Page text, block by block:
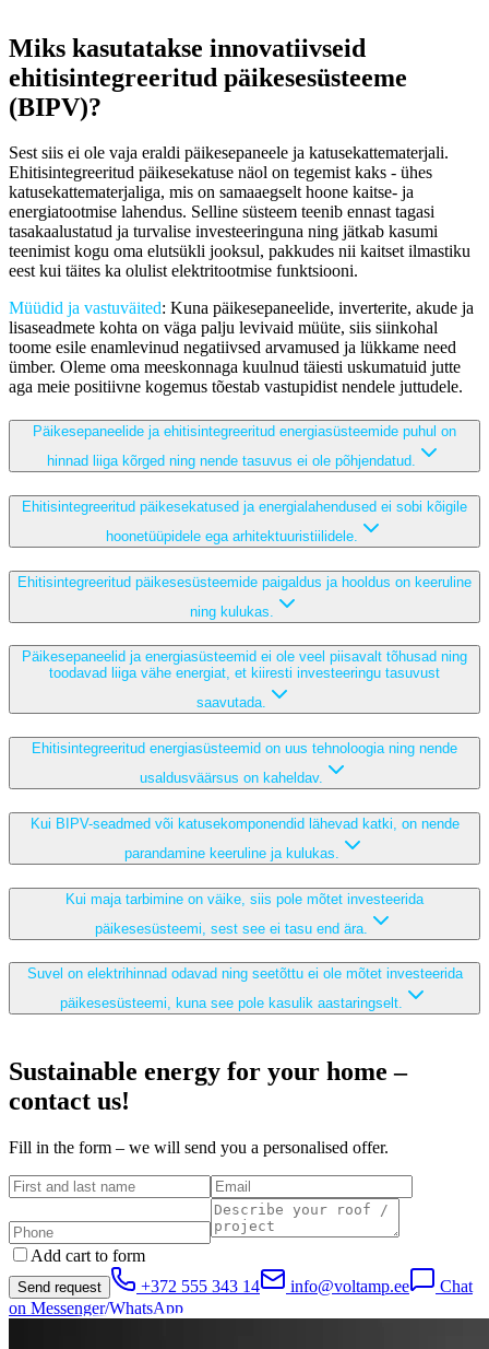
Miks kasutatakse innovatiivseid
ehitisintegreeritud päikesesüsteeme
(BIPV)?
Sest siis ei ole vaja eraldi päikesepaneele ja katusekattematerjali.
Ehitisintegreeritud päikesekatuse näol on tegemist kaks - ühes
katusekattematerjaliga, mis on samaaegselt hoone kaitse- ja
energiatootmise lahendus. Selline süsteem teenib ennast tagasi
tasakaalustatud ja turvalise investeeringuna ning jätkab kasumi
teenimist kogu oma elutsükli jooksul, pakkudes nii kaitset ilmastiku
eest kui täites ka olulist elektritootmise funktsiooni.
Müüdid ja vastuväited: Kuna päikesepaneelide, inverterite, akude ja
lisaseadmete kohta on väga palju levivaid müüte, siis siinkohal
toome esile enamlevinud negatiivsed arvamused ja lükkame need
ümber. Oleme oma meeskonnaga kuulnud täiesti uskumatuid jutte
aga meie positiivne kogemus tõestab vastupidist nendele juttudele.
Päikesepaneelide ja ehitisintegreeritud energiasüsteemide puhul on
hinnad liiga kõrged ning nende tasuvus ei ole põhjendatud.
Ehitisintegreeritud päikesekatused ja energialahendused ei sobi kõigile
hoonetüüpidele ega arhitektuuristiilidele.
Ehitisintegreeritud päikesesüsteemide paigaldus ja hooldus on keeruline
ning kulukas.
Päikesepaneelid ja energiasüsteemid ei ole veel piisavalt tõhusad ning
toodavad liiga vähe energiat, et kiiresti investeeringu tasuvust
saavutada.
Ehitisintegreeritud energiasüsteemid on uus tehnoloogia ning nende
usaldusväärsus on kaheldav.
Kui BIPV-seadmed või katusekomponendid lähevad katki, on nende
parandamine keeruline ja kulukas.
Kui maja tarbimine on väike, siis pole mõtet investeerida
päikesesüsteemi, sest see ei tasu end ära.
Suvel on elektrihinnad odavad ning seetõttu ei ole mõtet investeerida
päikesesüsteemi, kuna see pole kasulik aastaringselt.
Sustainable energy for your home –
contact us!
Fill in the form – we will send you a personalised offer.
Add cart to form
Send request +372 555 343 14 info@voltamp.ee
Chat
on Messenger/WhatsApp